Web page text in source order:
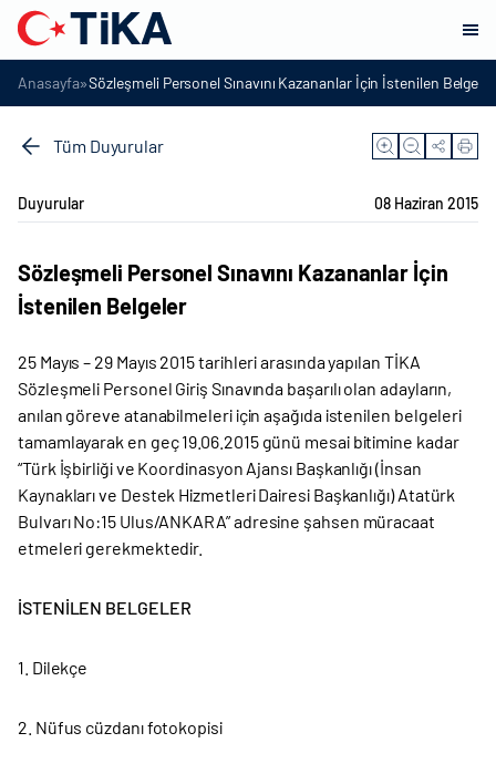
Anasayfa»Sözleşmeli Personel Sınavını Kazananlar İçin İstenilen Belgeler
Tüm Duyurular
Duyurular 08 Haziran 2015
Sözleşmeli Personel Sınavını Kazananlar İçin
İstenilen Belgeler
25 Mayıs – 29 Mayıs 2015 tarihleri arasında yapılan TİKA
Sözleşmeli Personel Giriş Sınavında başarılı olan adayların,
anılan göreve atanabilmeleri için aşağıda istenilen belgeleri
tamamlayarak en geç 19.06.2015 günü mesai bitimine kadar
“Türk İşbirliği ve Koordinasyon Ajansı Başkanlığı (İnsan
Kaynakları ve Destek Hizmetleri Dairesi Başkanlığı) Atatürk
Bulvarı No:15 Ulus/ANKARA” adresine şahsen müracaat
etmeleri gerekmektedir.
İSTENİLEN BELGELER
1. Dilekçe
2. Nüfus cüzdanı fotokopisi